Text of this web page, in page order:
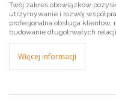
Twój zakres obowiązków
utrzymywanie i rozwój
profesjonalna obsługa
budowanie długotrwałych
Więcej informacji